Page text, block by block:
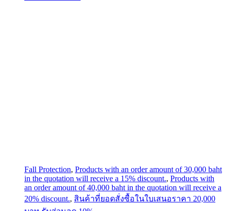
Fall Protection, Products with an order amount of 30,000 baht
in the quotation will receive a 15% discount., Products with
an order amount of 40,000 baht in the quotation will receive a
20% discount., สินค้าที่ยอดสั่งซื้อในใบเสนอราคา 20,000